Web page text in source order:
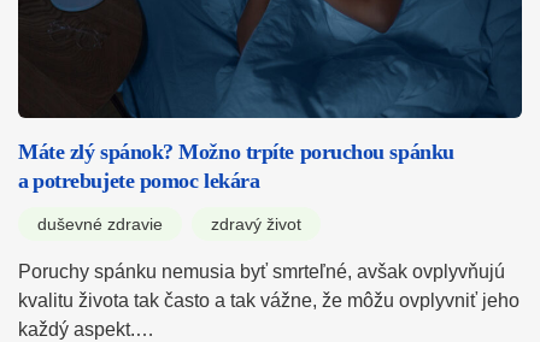
Máte zlý spánok? Možno trpíte poruchou spánku
a potrebujete pomoc lekára
duševné zdravie zdravý život
Poruchy spánku nemusia byť smrteľné, avšak ovplyvňujú
kvalitu života tak často a tak vážne, že môžu ovplyvniť jeho
každý aspekt.…